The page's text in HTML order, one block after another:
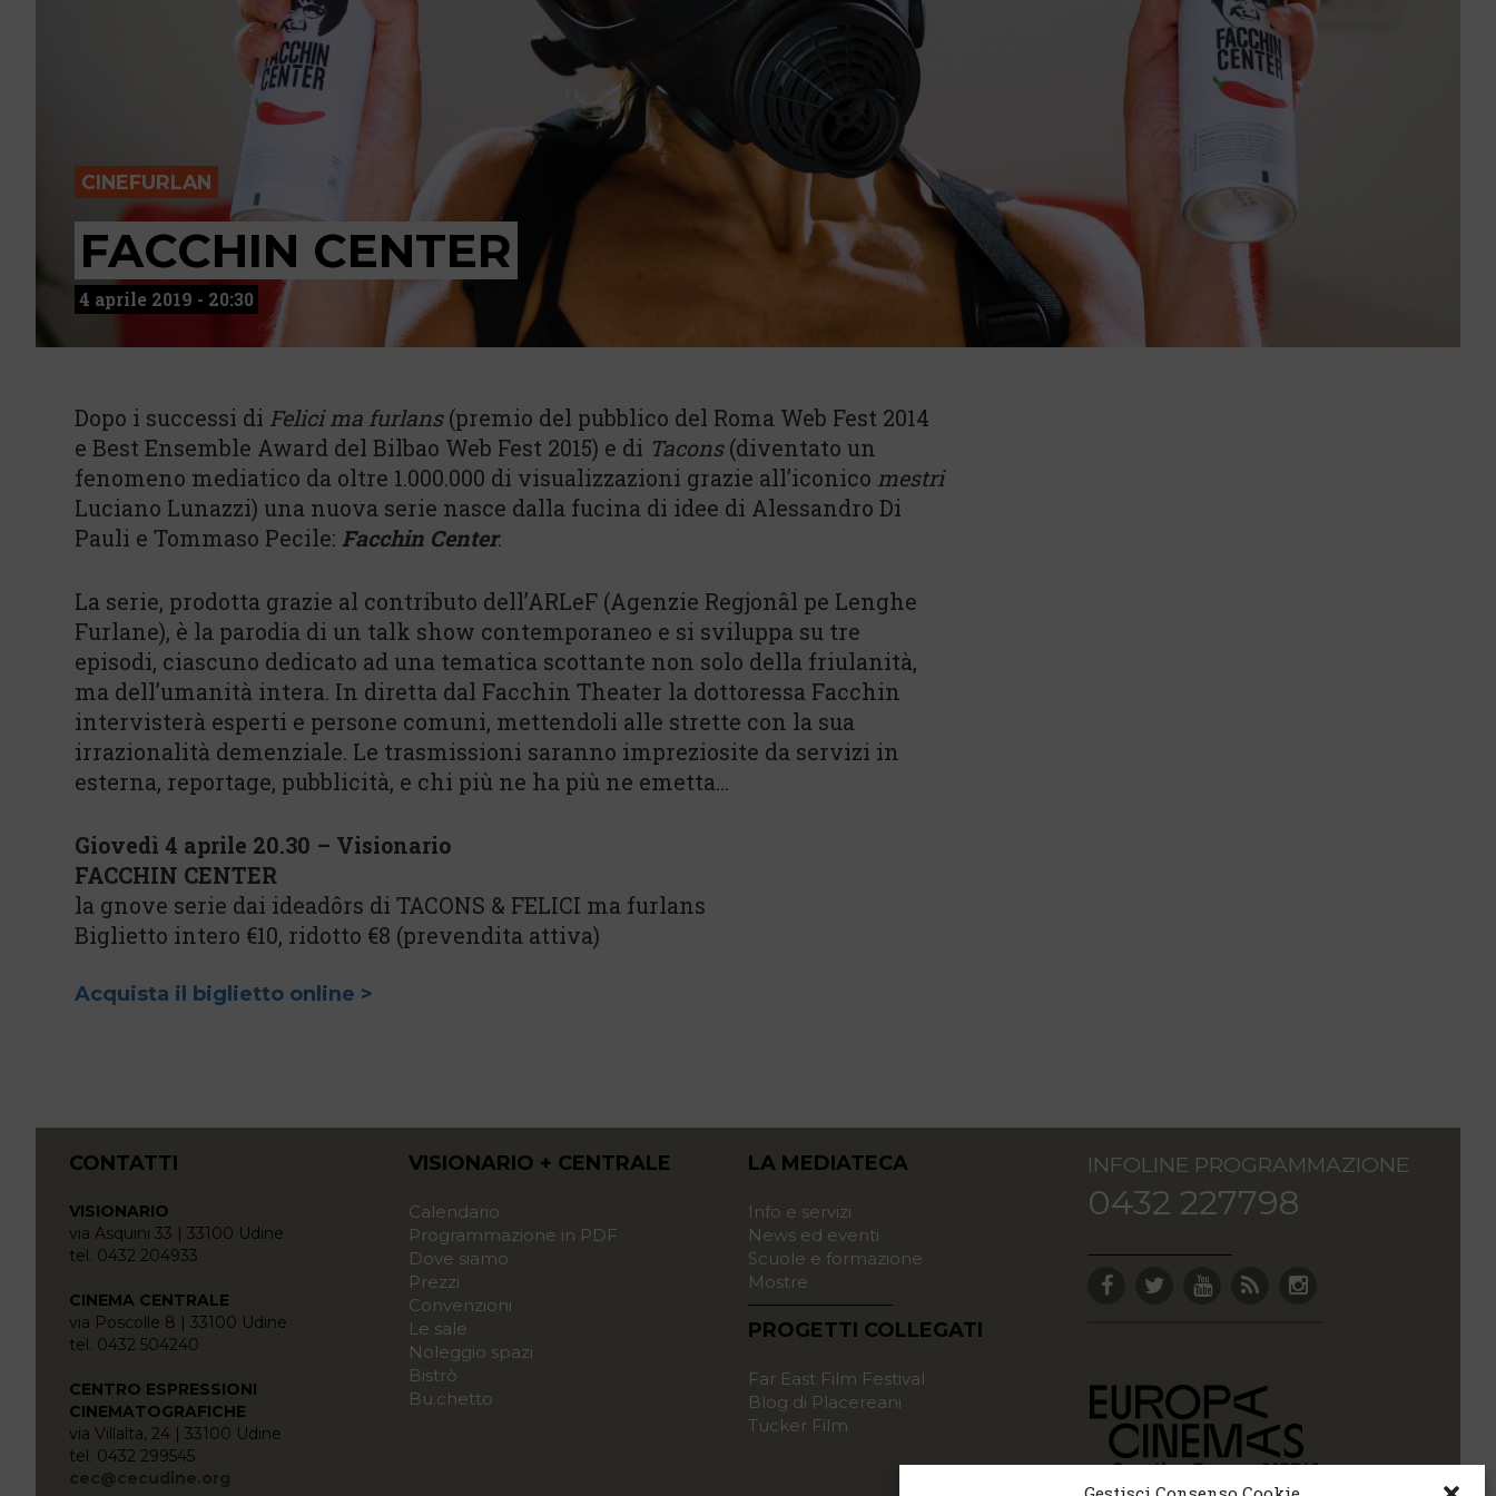
CINEFURLAN
FACCHIN CENTER
4 aprile 2019 - 20:30
Dopo i successi di Felici ma furlans(premio del pubblico del Roma Web Fest 2014
e Best Ensemble Award del Bilbao Web Fest 2015) e di Tacons(diventato un
fenomeno mediatico da oltre 1.000.000 di visualizzazioni grazie all’iconico mestri
Luciano Lunazzi) una nuova serie nasce dalla fucina di idee di Alessandro Di
Pauli e Tommaso Pecile: Facchin Center.
La serie, prodotta grazie al contributo dell’ARLeF (Agenzie Regjonâl pe Lenghe
Furlane), è la parodia di un talk show contemporaneo e si sviluppa su tre
episodi, ciascuno dedicato ad una tematica scottante non solo della friulanità,
ma dell’umanità intera. In diretta dal Facchin Theater la dottoressa Facchin
intervisterà esperti e persone comuni, mettendoli alle strette con la sua
irrazionalità demenziale. Le trasmissioni saranno impreziosite da servizi in
esterna, reportage, pubblicità, e chi più ne ha più ne emetta…
Giovedì 4 aprile 20.30 – Visionario
FACCHIN CENTER
la gnove serie dai ideadôrs di TACONS & FELICI ma furlans
Biglietto intero €10, ridotto €8 (prevendita attiva)
Acquista il biglietto online >
CONTATTI
VISIONARIO
via Asquini 33 | 33100 Udine
tel. 0432 204933
CINEMA CENTRALE
via Poscolle 8 | 33100 Udine
tel. 0432 504240
CENTRO ESPRESSIONI
CINEMATOGRAFICHE
via Villalta, 24 | 33100 Udine
tel. 0432 299545
cec@cecudine.org
VISIONARIO + CENTRALE
Calendario
Programmazione in PDF
Dove siamo
Prezzi
Convenzioni
Le sale
Noleggio spazi
Bistrò
Bu.chetto
LA MEDIATECA
Info e servizi
News ed eventi
Scuole e formazione
Mostre
PROGETTI COLLEGATI
Far East Film Festival
Blog di Placereani
Tucker Film
INFOLINE PROGRAMMAZIONE
0432 227798